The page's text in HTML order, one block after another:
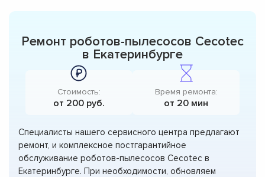
Ремонт роботов-пылесосов Cecotec
в Екатеринбурге
Стоимость:
от 200 руб.
Время ремонта:
от 20 мин
Специалисты нашего сервисного центра предлагают
ремонт, и комплексное постгарантийное
обслуживание роботов-пылесосов Cecotec в
Екатеринбурге. При необходимости, обновляем